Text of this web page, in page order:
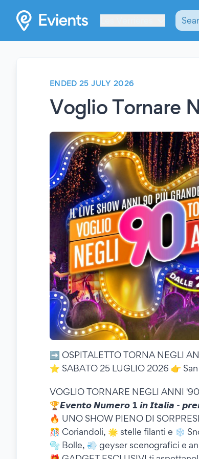
ENDED 25 JULY 2026
Voglio Tornare
➡️ OSPITALETTO TORNA NEGLI
⭐️ SABATO 25 LUGLIO 2026 👉
VOGLIO TORNARE NEGLI ANNI
🏆𝙀𝙫𝙚𝙣𝙩𝙤 𝙉𝙪𝙢𝙚𝙧𝙤 𝟭 𝙞𝙣 𝙄𝙩𝙖𝙡𝙞𝙖 -
🔥 UNO SHOW PIENO DI
🎊 Coriandoli, 🌟 stelle filanti e ❄️
🫧 Bolle, 💨 geyser scenografici e